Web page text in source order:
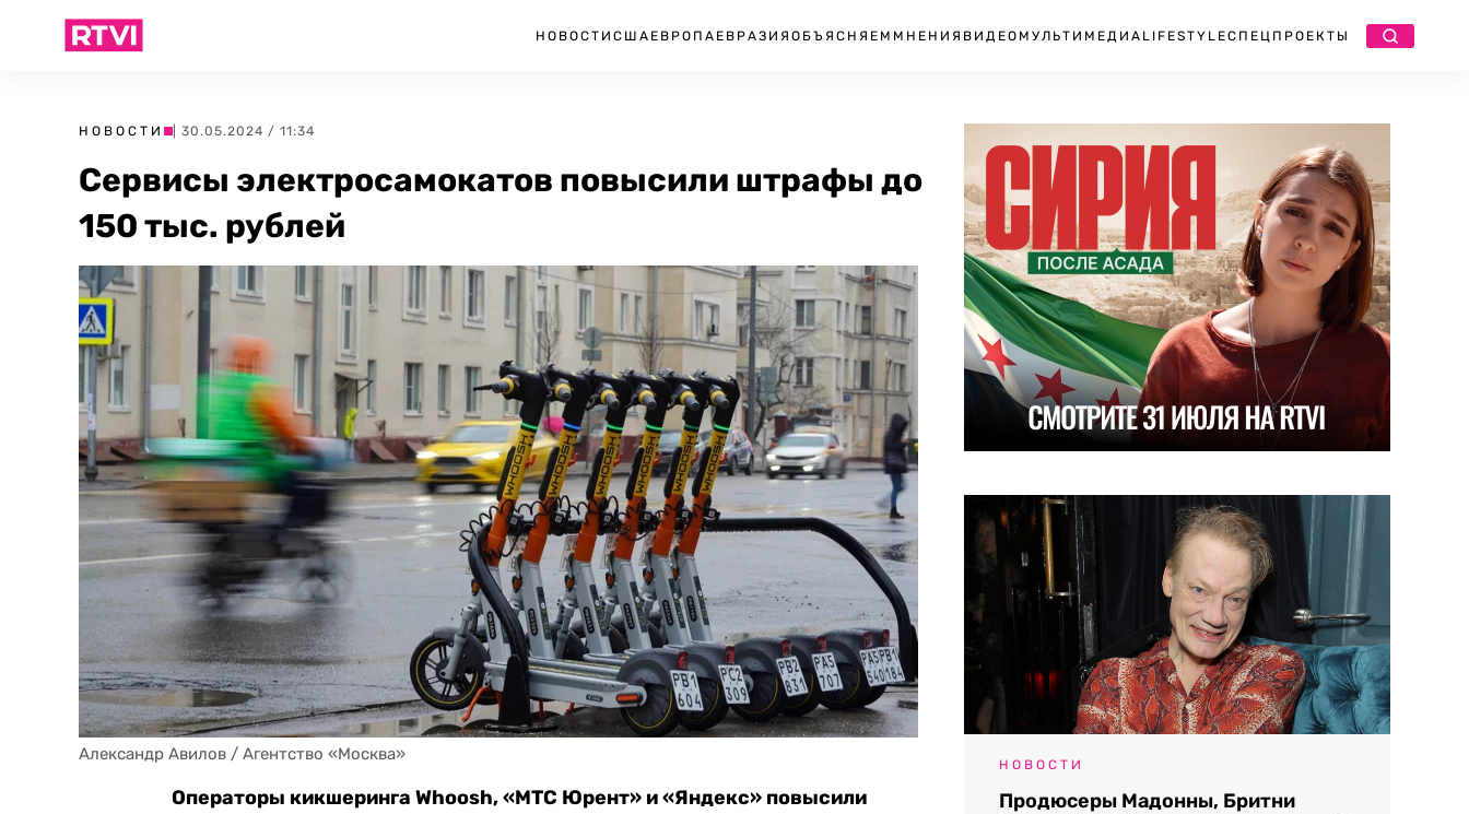
НОВОСТИ США ЕВРОПА ЕВРАЗИЯ ОБЪЯСНЯЕМ МНЕНИЯ ВИДЕО МУЛЬТИМЕДИА LIFESTYLEСПЕЦПРОЕКТЫ
НОВОСТИ | 30.05.2024 / 11:34
Сервисы электросамокатов повысили штрафы до
150 тыс. рублей
Александр Авилов / Агентство «Москва»
Операторы кикшеринга Whoosh, «МТС Юрент» и «Яндекс» повысили
НОВОСТИ
Продюсеры Мадонны, Бритни